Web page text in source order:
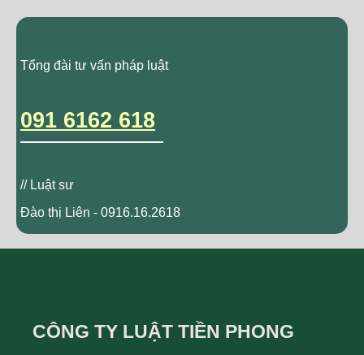
Tổng đài tư vấn pháp luật
091 6162 618
// Luật sư
Đào thị Liên - 0916.16.2618
CÔNG TY LUẬT TIỀN PHONG